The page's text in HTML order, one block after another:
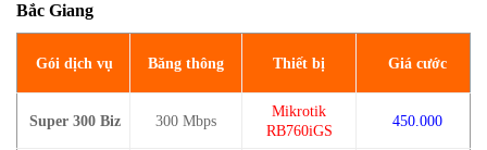
Bắc Giang
Gói dịch vụ Băng thông Thiết bị Giá cước
Super 300 Biz 300 Mbps
Mikrotik
RB760iGS
450.000